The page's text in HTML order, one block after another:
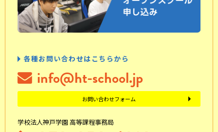
各種お問い合わせはこちらから
info@ht-school.jp
お問い合わせフォーム
学校法人神戸学園 高等課程事務局